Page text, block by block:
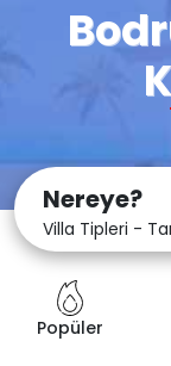
Nereye?
Villa Tipleri -
Popüler